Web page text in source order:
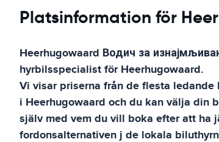
Platsinformation för
Heerhugowaard Водич за
hyrbilsspecialist förHeerhugowaard.
Vi visar priserna från de flesta
i Heerhugowaard och du kan välja din
själv med vem du vill boka efter att ha
fordonsalternativen j de lokala